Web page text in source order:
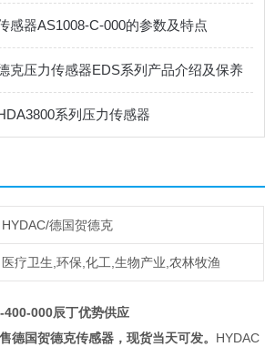
感器AS1008-C-000的参数及特点
克压力传感器EDS系列产品介绍及保养
系列压力传感器
HYDAC/德国贺德克
医疗卫生,环保,化工,生物产业,农林牧渔
000辰丁优势供应
德国贺德克传感器，现货当天可发。 HYDAC